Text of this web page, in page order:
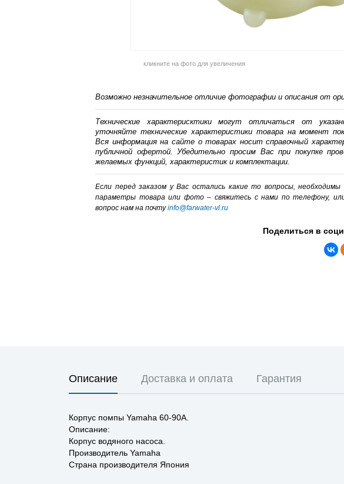
кликните на фото для увеличения
Возможно незначительное отличие фотографии и описания от
Технические характерисктики могут отличаться от
уточняйте технические характеристики товара на момент
Вся информация на сайте о товарах носит справочный
публичной офертой. Убедительно просим Вас при покупке
желаемых функций, характеристик и комплектации.
Если перед заказом у Вас остались какие то вопросы, необходимы
параметры товара или фото – cвяжитесь с нами по телефону,
вопрос нам на почтуinfo@farwater-vl.ru
Поделиться в
Описание Доставка и оплата Гарантия
Корпус помпы Yamaha 60-90A.
Описание:
Корпус водяного насоса.
Производитель Yamaha
Страна производителя Япония